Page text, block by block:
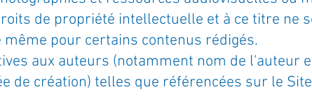
de propriété intellectuelle et à ce titre ne
même pour certains contenus rédigés.
aux auteurs (notamment nom de l'auteur
de création) telles que référencées sur le